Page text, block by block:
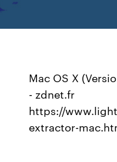
Mac OS X
- zdnet.fr
https://
extractor-